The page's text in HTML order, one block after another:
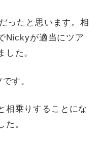
ったと思います。相
Nickyが適当にツア
した。
す。
相乗りすることにな
た。